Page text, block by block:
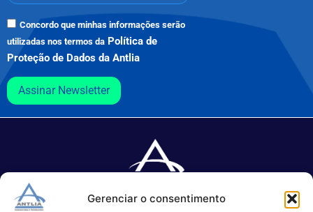
Gerenciar o consentimento
Concordo que minhas informações serão
utilizadas nos termos da Política de
Proteção de Dados da Antlia
Assinar Newsletter